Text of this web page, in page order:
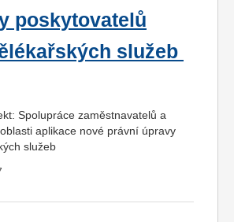
poskytovatelů
služeb
Spolupráce zaměstnavatelů a
aplikace nové právní úpravy
služeb